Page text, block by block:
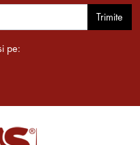
Trimite
pe: